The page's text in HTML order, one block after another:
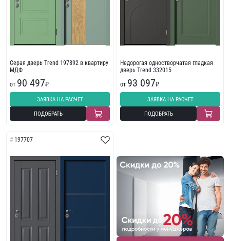
Серая дверь Trend 197892 в квартиру
МДФ
от 90 497₽
ЗАЯВКА НА РАСЧЕТ
ПОДОБРАТЬ
Недорогая одностворчатая гладкая
дверь Trend 332015
от 93 097₽
ЗАЯВКА НА РАСЧЕТ
ПОДОБРАТЬ
197707